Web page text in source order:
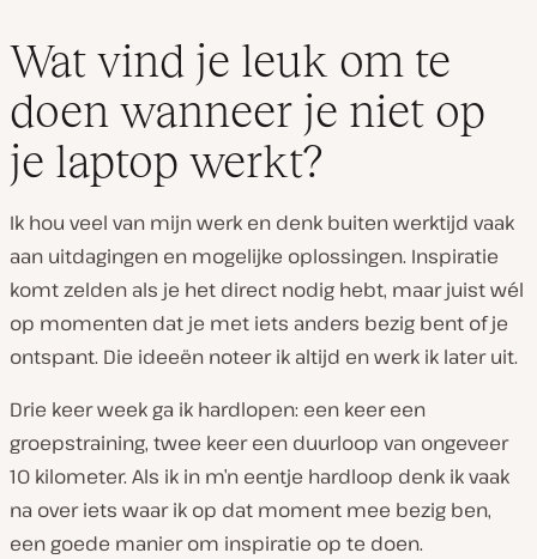
Wat vind je leuk om te
doen wanneer je niet op
je laptop werkt?
Ik hou veel van mijn werk en denk buiten werktijd vaak
aan uitdagingen en mogelijke oplossingen. Inspiratie
komt zelden als je het direct nodig hebt, maar juist wél
op momenten dat je met iets anders bezig bent of je
ontspant. Die ideeën noteer ik altijd en werk ik later uit.
Drie keer week ga ik hardlopen: een keer een
groepstraining, twee keer een duurloop van ongeveer
10 kilometer. Als ik in m’n eentje hardloop denk ik vaak
na over iets waar ik op dat moment mee bezig ben,
een goede manier om inspiratie op te doen.